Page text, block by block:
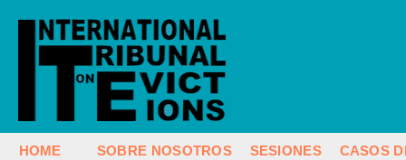
HOME SOBRE NOSOTROS SESIONES CASOS